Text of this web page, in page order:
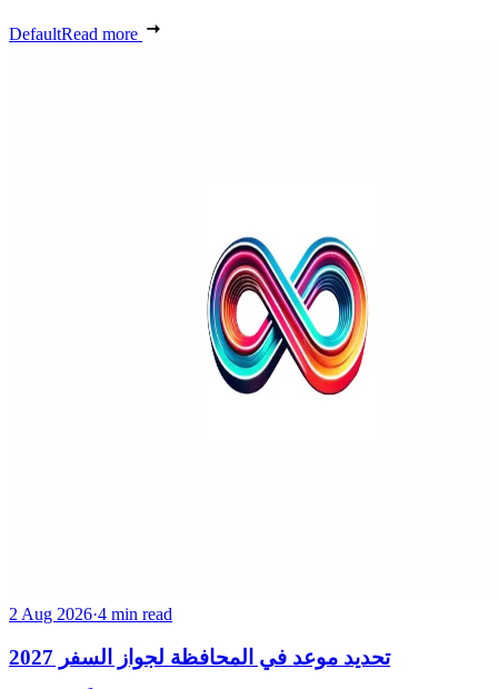
DefaultRead more
2 Aug 2026·4 min read
تحديد موعد في المحافظة لجواز السفر 2027